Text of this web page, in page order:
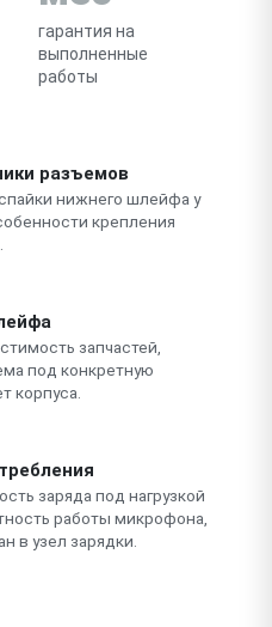
гарантия на
выполненные
работы
разъемов
нижнего шлейфа у
крепления
запчастей,
под конкретную
корпуса.
заряда под нагрузкой
работы микрофона,
в узел зарядки.